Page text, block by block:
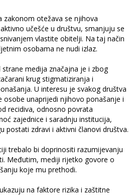
zakonom otežava se njihova
učešće u društvu, smanjuju se
vlastite obitelji. Na taj način
osobama ne nudi izlaz.
medija značajna je i zbog
krug stigmatiziranja i
U interesu je svakog društva
unaprijedi njihovo ponašanje i
recidiva, odnosno povrata
zajednice i saradnju institucija,
postati zdravi i aktivni članovi društva.
trebalo bi doprinositi razumijevanju
Međutim, mediji rijetko govore o
koje mu prethodi.
na faktore rizika i zaštitne